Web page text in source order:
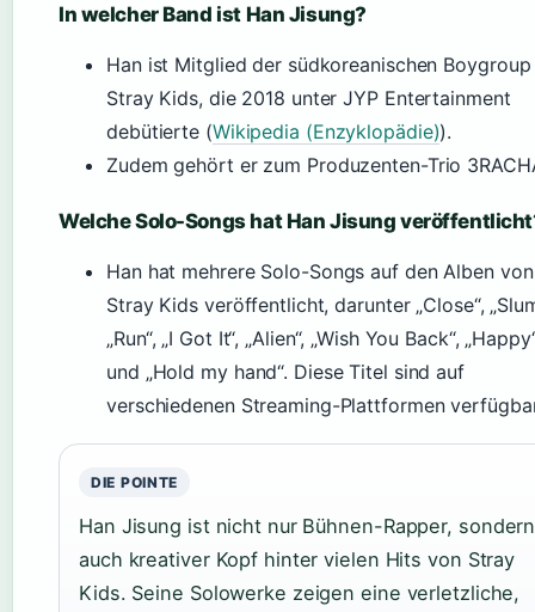
In welcher Band ist Han Jisung?
Han ist Mitglied der südkoreanischen Boygroup
Stray Kids, die 2018 unter JYP Entertainment
debütierte (Wikipedia (Enzyklopädie)).
Zudem gehört er zum Produzenten-Trio
Welche Solo-Songs hat Han Jisung
Han hat mehrere Solo-Songs auf den Alben von
Stray Kids veröffentlicht, darunter „Close“,
„Run“, „I Got It“, „Alien“, „Wish You Back“,
und „Hold my hand“. Diese Titel sind auf
verschiedenen Streaming-Plattformen
DIE POINTE
Han Jisung ist nicht nur Bühnen-Rapper, sondern
auch kreativer Kopf hinter vielen Hits von Stray
Kids. Seine Solowerke zeigen eine verletzliche,